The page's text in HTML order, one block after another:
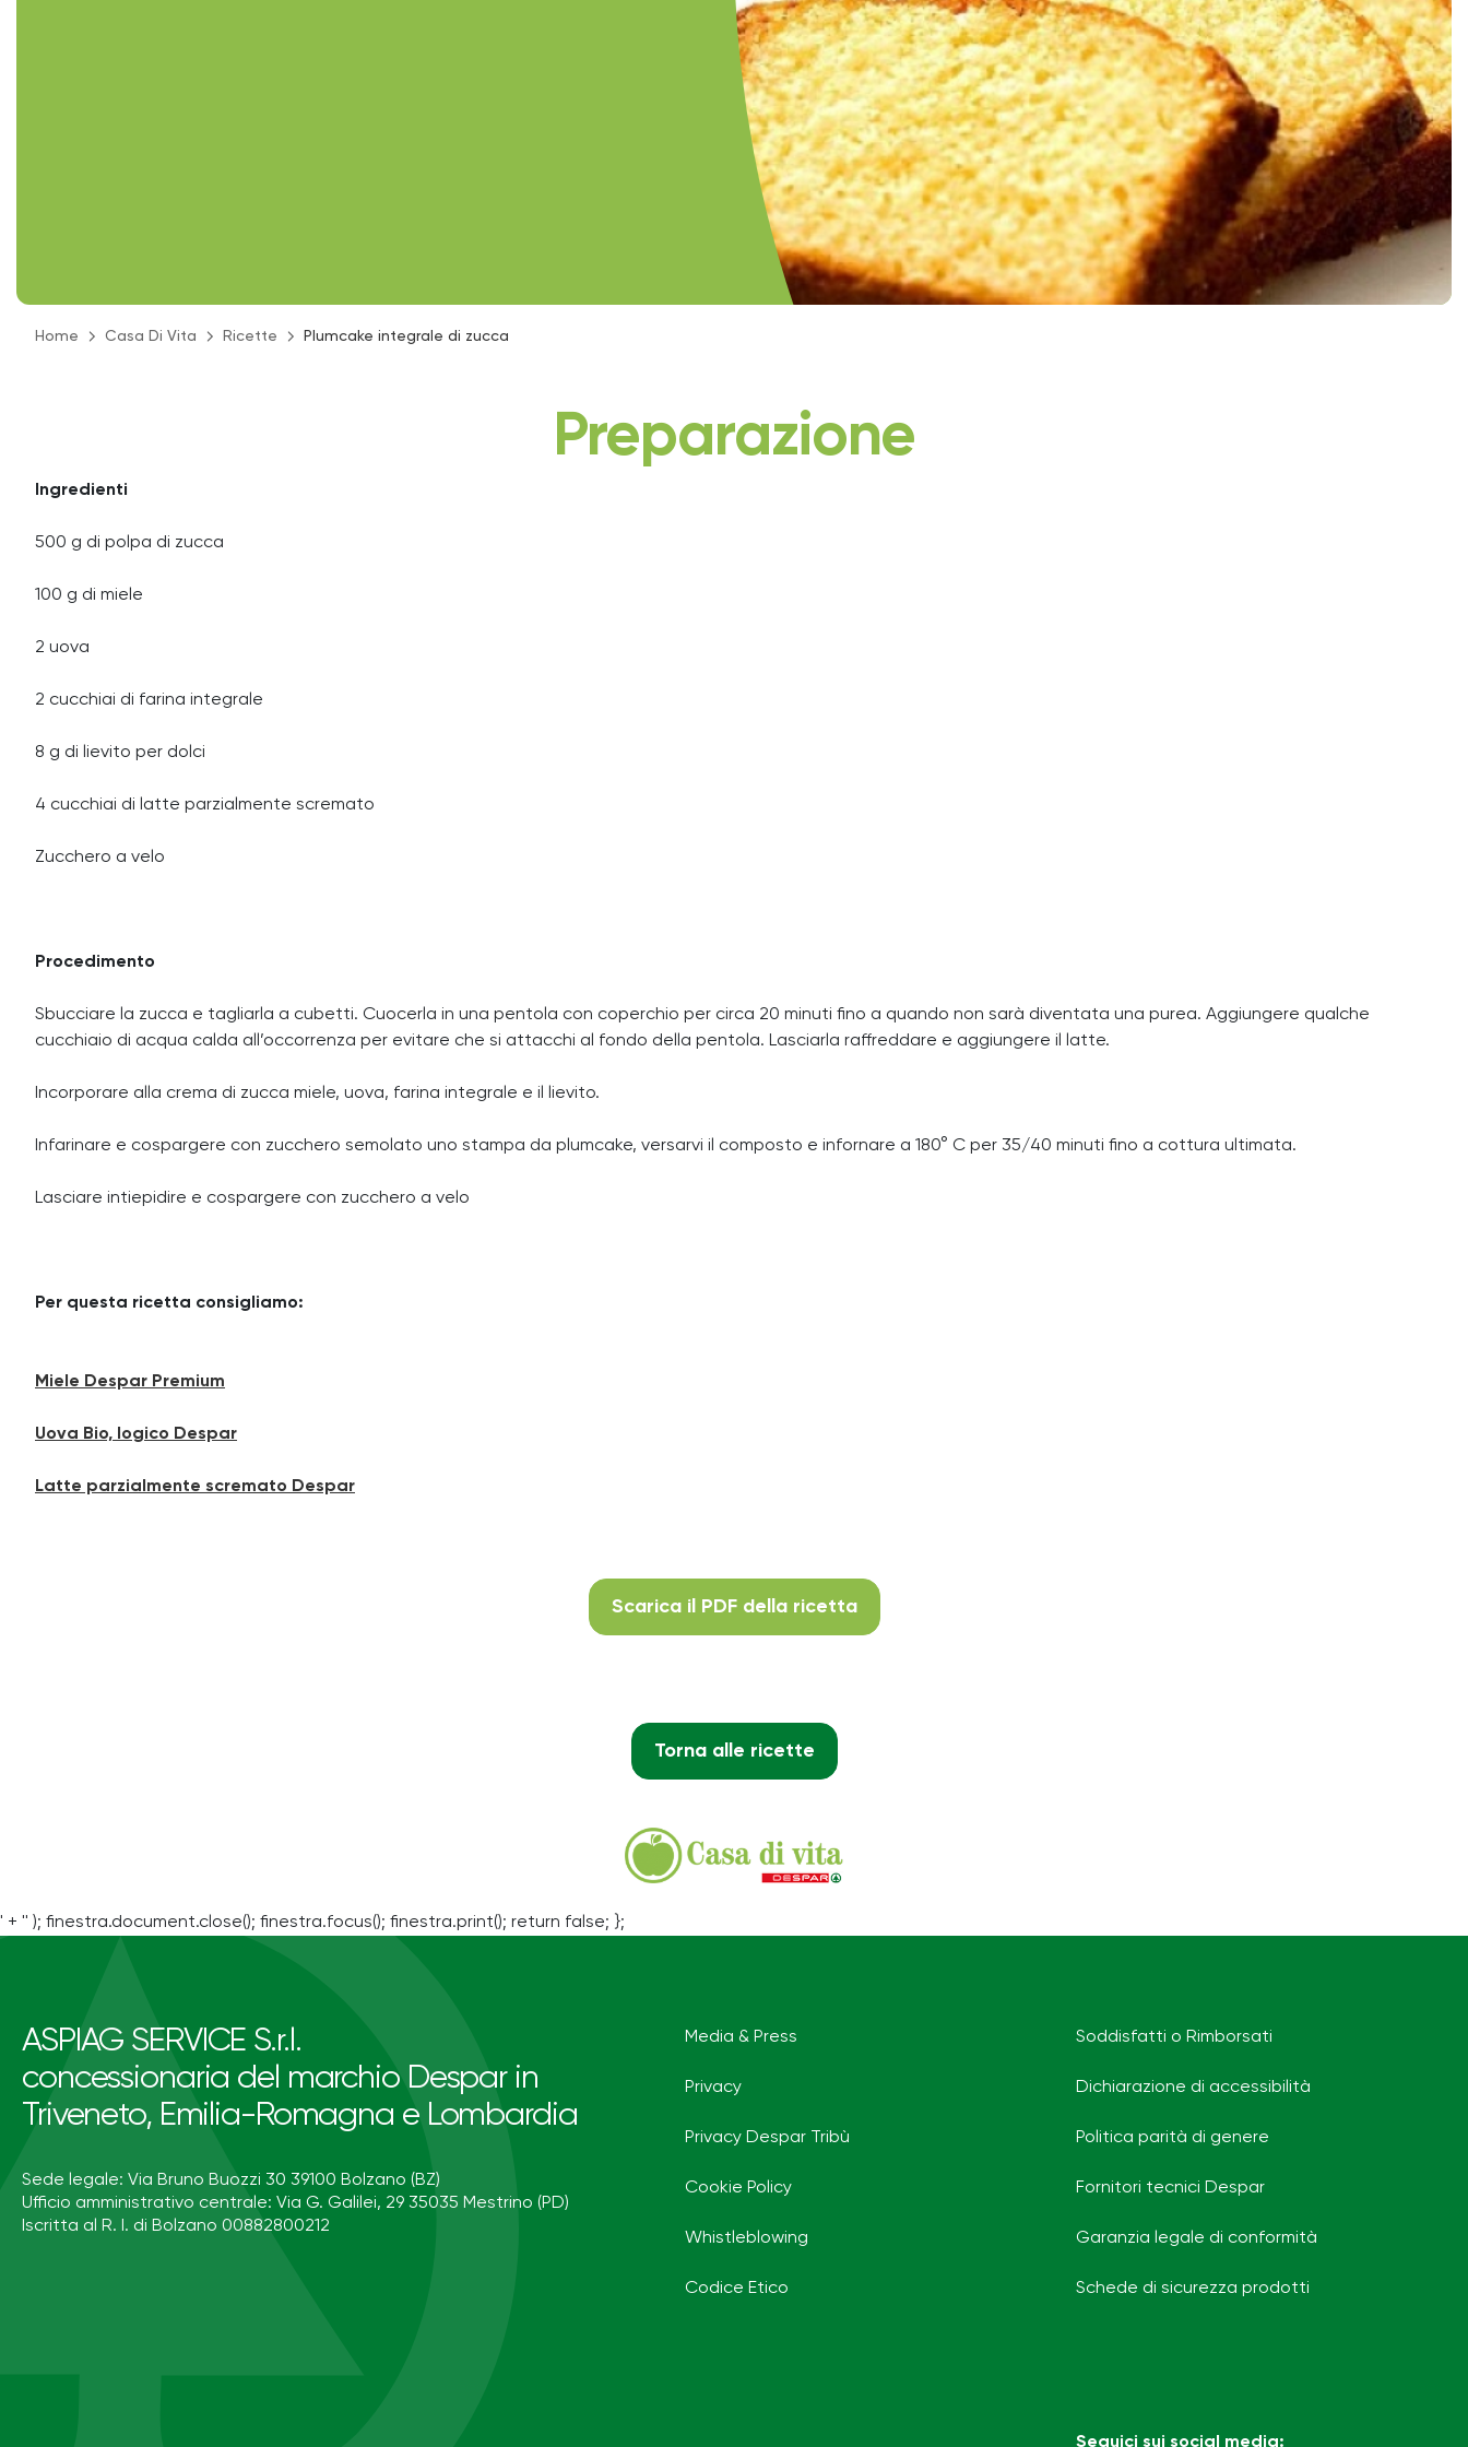
Home Casa Di Vita Ricette Plumcake integrale di zucca
Preparazione
Ingredienti
500 g di polpa di zucca
100 g di miele
2 uova
2 cucchiai di farina integrale
8 g di lievito per dolci
4 cucchiai di latte parzialmente scremato
Zucchero a velo
Procedimento
Sbucciare la zucca e tagliarla a cubetti. Cuocerla in una pentola con coperchio per circa 20 minuti fino a quando non sarà diventata una purea. Aggiungere qualche
cucchiaio di acqua calda all’occorrenza per evitare che si attacchi al fondo della pentola. Lasciarla raffreddare e aggiungere il latte.
Incorporare alla crema di zucca miele, uova, farina integrale e il lievito.
Infarinare e cospargere con zucchero semolato uno stampa da plumcake, versarvi il composto e infornare a 180° C per 35/40 minuti fino a cottura ultimata.
Lasciare intiepidire e cospargere con zucchero a velo
Per questa ricetta consigliamo:
Miele Despar Premium
Uova Bio, logico Despar
Latte parzialmente scremato Despar
Scarica il PDF della ricetta
Torna alle ricette
' + '' ); finestra.document.close(); finestra.focus(); finestra.print(); return false; };
ASPIAG SERVICE S.r.l.
concessionaria del marchio Despar in
Triveneto, Emilia-Romagna e Lombardia
Sede legale: Via Bruno Buozzi 30 39100 Bolzano (BZ)
Ufficio amministrativo centrale: Via G. Galilei, 29 35035 Mestrino (PD)
Iscritta al R. I. di Bolzano 00882800212
Media & Press
Privacy
Privacy Despar Tribù
Cookie Policy
Whistleblowing
Codice Etico
Soddisfatti o Rimborsati
Dichiarazione di accessibilità
Politica parità di genere
Fornitori tecnici Despar
Garanzia legale di conformità
Schede di sicurezza prodotti
Seguici sui social media: